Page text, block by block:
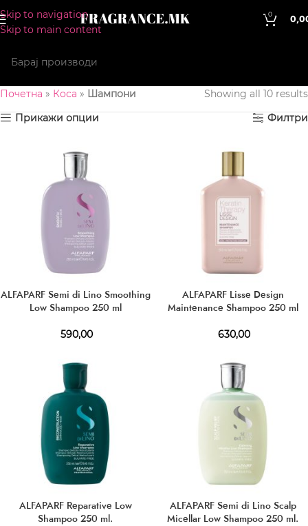
Skip to navigation
Skip to main content
0
Почетна » Коса » Шампони
Showing all 10 results
Прикажи опции
Филтри
ALFAPARF Semi di Lino Smoothing
Low Shampoo 250 ml
590,00
ALFAPARF Lisse Design
Maintenance Shampoo 250 ml
630,00
ALFAPARF Reparative Low
Shampoo 250 ml.
ALFAPARF Semi di Lino Scalp
Micellar Low Shampoo 250 ml.